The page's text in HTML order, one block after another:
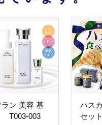
ン 美容 基
T003-003
ハス
セッ